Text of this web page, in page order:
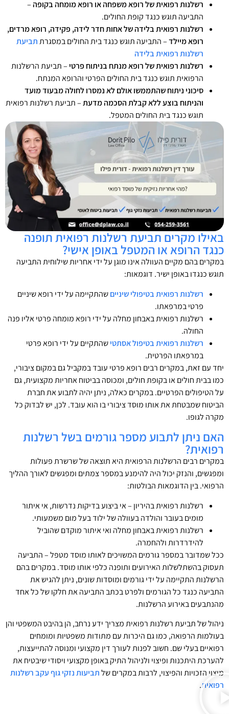
רשלנות רפואית של רופא משפחה או רופא מומחה בקופה–
התביעה תוגש כנגד קופת החולים.
רשלנות רפואית בלידה של אחות חדר לידה, פקידה, רופא מרדים,
רופא מיילד– התביעה תוגש כנגד בית החולים במסגרתתביעת
רשלנות רפואית בלידה
רשלנות רפואית של רופא מנתח בניתוח פרטי – תביעת הרשלנות
הרפואית תוגש כנגד בית החולים הפרטי והרופא המנתח.
סיכוני ניתוח שהתממשו אולם לא נמסרו לחולה מבעוד מועד
והניתוח בוצע ללא קבלת הסכמה מדעת– תביעת רשלנות רפואית
תוגש כנגד בית החולים המטפל.
באילו מקרים תביעת רשלנות רפואית תופנה
כנגד הרופא או המטפל באופן אישי?
במקרים בהם מקיים העוולה אינו מוגן על ידי אחריות שילוחית התביעה
תוגש כנגדו באופן ישיר. דוגמאות:
רשלנות רפואית בטיפולי שינייםשהתקיימה על ידי רופא שיניים
פרטי במרפאתו.
רשלנות רפואית באבחון מחלה על ידי רופא מומחה פרטי אליו פנה
החולה.
רשלנות רפואית בטיפול אסתטישהתקיים על ידי רופא פרטי
במרפאתו הפרטית.
יחד עם זאת, במקרים רבים רופא פרטי עובד במקביל גם במקום ציבורי,
כמו בבית חולים או בקופת חולים, ומכוסה בביטוח אחריות מקצועית, גם
על הטיפולים הפרטיים. במקרים כאלה, ניתן יהיה לתבוע את חברת
הביטוח שמבטחת את אותו מוסד ציבורי בו הוא עובד. לכן, יש לבדוק כל
מקרה לגופו.
האם ניתן לתבוע מספר גורמים בשל רשלנות
רפואית?
במקרים רבים הרשלנות הרפואית היא תוצאה של שרשרת פעולות
ומפגשים, והנזק יכול היה להימנע במספר צמתים ומפגשים לאורך ההליך
הרפואי. בין הדוגמאות הבולטות:
רשלנות רפואית בהיריון – אי ביצוע בדיקות נדרשות, אי איתור
מומים בעובר והולדה בעוולה של ילוד בעל מום משמעותי.
רשלנות רפואית באבחון מחלה ואי איתור מוקדם שהוביל
להידרדרות ולהחמרה.
ככל שמדובר במספר גורמים המשויכים לאותו מוסד מטפל – התביעה
תעסוק בהשתלשלות האירועים ותופנה כלפי אותו מוסד. במקרים בהם
הרשלנות התקיימה על ידי גורמים ומוסדות שונים, ניתן להגיש את
התביעה כנגד כל הגורמים ולפרט בכתב התביעה את חלקו של כל אחד
מהנתבעים באירוע הרשלנות.
ניהול של תביעת רשלנות רפואית מצריך ידע נרחב, הן בהיבט המשפטי והן
בעולמות הרפואה, כמו גם היכרות עם מתודות משפטיות ומומחים
רפואיים בעלי שם. חשוב לפנות לעורך דין מקצועי ומנוסה להתייעצות,
להערכת היתכנות ופיצוי ולניהול התיק באופן מקצועי ויסודי שיבטיח את
מיצוי הזכויות והפיצוי, לרבות במקרים שלתביעות נזקי גוף עקב רשלנות
רפואית.